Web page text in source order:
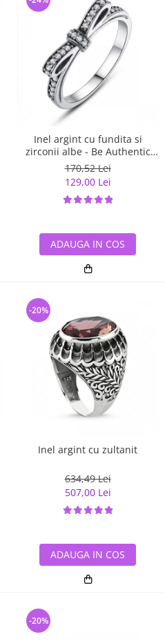
Inel argint cu fundita si
zirconii albe - Be Authentic
IST0007
170,52 Lei
129,00 Lei
ADAUGA IN COS
Inel argint cu zultanit
634,49 Lei
507,00 Lei
-20%
ADAUGA IN COS
-20%